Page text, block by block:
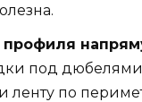
под
ленту по